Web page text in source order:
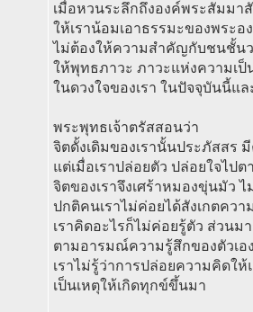
เมื่อหวนระลึกถึงองค์พระสัมมา
ให้เราน้อมเอาธรรมะของพระอ
ไม่ต้องให้ความสำคัญกับชนชั้น
ให้พุทธภาวะ ภาวะแห่งความเป็
ในดวงใจของเรา ในปัจจุบันนี้แล
พระพุทธเจ้าตรัสสอนว่า
จิตดั้งเดิมของเรานั้นประภัสสร
แต่เมื่อเราปล่อยตัว ปล่อยใจไป
จิตของเราจึงเศร้าหมองขุ่นมัว
ปกติคนเราไม่ค่อยได้สังเกตควา
เราคิดอะไรก็ไม่ค่อยรู้ตัว ส่วน
ตามอารมณ์ความรู้สึกของตัวเอง
เราไม่รู้ว่าการปล่อยความคิดใ
เป็นเหตุให้เกิดทุกข์ขึ้นมา